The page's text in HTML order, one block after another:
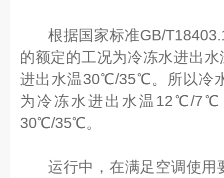
根据国家标准GB/
的额定的工况为冷冻水进出水
进出水温30℃/35℃。所以冷
为冷冻水进出水温 12℃/7℃
30℃/35℃。
运行中，在满足空调使用